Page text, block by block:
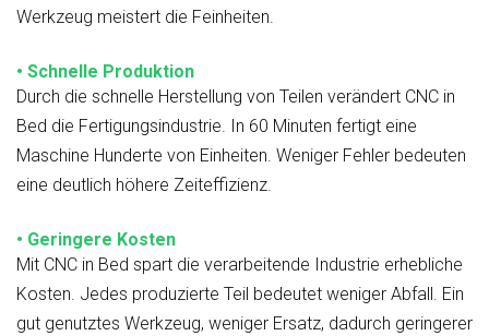
Werkzeug meistert die Feinheiten.
• Schnelle Produktion
Durch die schnelle Herstellung von Teilen verändert CNC in
Bed die Fertigungsindustrie. In 60 Minuten fertigt eine
Maschine Hunderte von Einheiten. Weniger Fehler bedeuten
eine deutlich höhere Zeiteffizienz.
• Geringere Kosten
Mit CNC in Bed spart die verarbeitende Industrie erhebliche
Kosten. Jedes produzierte Teil bedeutet weniger Abfall. Ein
gut genutztes Werkzeug, weniger Ersatz, dadurch geringerer